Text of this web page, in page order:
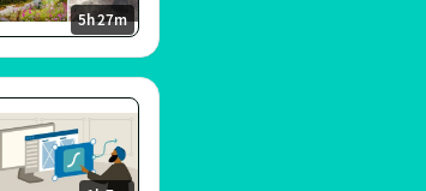
5h 27m